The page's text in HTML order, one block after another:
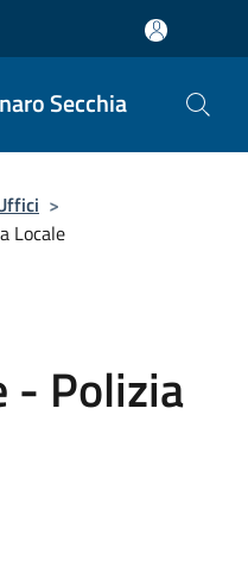
Secchia
>
Locale
- Polizia